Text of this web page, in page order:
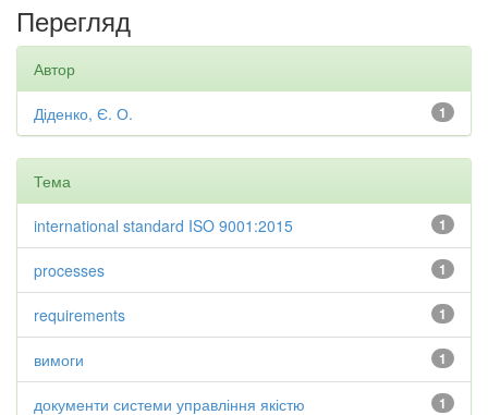
Перегляд
Автор
1
Діденко, Є. О.
Тема
1
international standard ISO 9001:2015
1
processes
1
requirements
1
вимоги
1
документи системи управління якістю